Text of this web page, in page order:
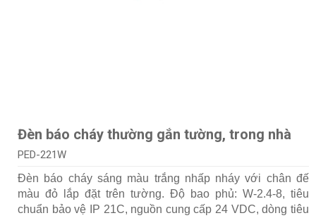
Đèn báo cháy thường gắn tường, trong nhà
PED-221W
Đèn báo cháy sáng màu trắng nhấp nháy với chân đế
màu đỏ lắp đặt trên tường. Độ bao phủ: W-2.4-8, tiêu
chuẩn bảo vệ IP 21C, nguồn cung cấp 24 VDC, dòng tiêu